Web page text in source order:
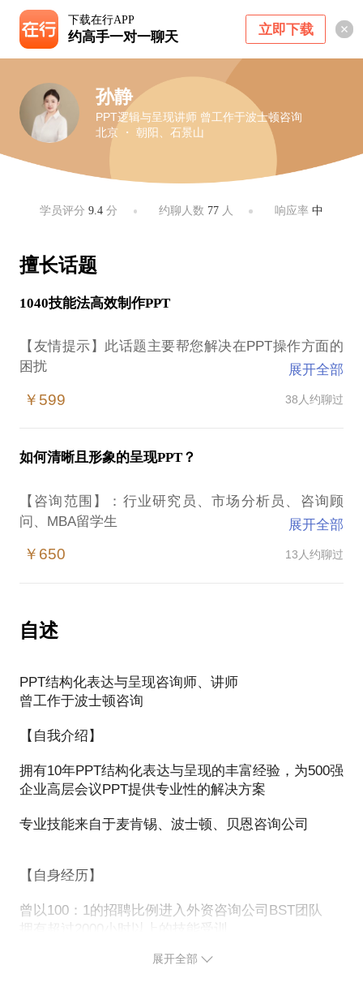
下载在行APP
约高手一对一聊天 立即下载
孙静
PPT逻辑与呈现讲师 曾工作于波士顿咨询
北京 ・ 朝阳、石景山
学员评分9.4 分 约聊人数 77人 响应率 中
擅长话题
1040技能法高效制作PPT
【友情提示】此话题主要帮您解决在PPT操作方面的
困扰
繁的加班修改
作为从业10年的PPT咨询师，凭借常在一线为500强高
层制作汇报PPT的经验，独创出了一套高效制作PPT
的工具
的工具
具体来说，就是10个工具+40个快捷键，就可以解决
工作型PPT的所有制作需求
这套工具的独特地方在于可以帮助您：
展开全部
￥599 38人约聊过
如何清晰且形象的呈现PPT？
【咨询范围】：行业研究员、市场分析员、咨询顾
问、MBA留学生
生搬硬套PPT图表
PPT呈现不形象
如何解决？
具体来说，我会结合以下3点，和您聊一聊：
评估思考维度是否清晰有效
深挖观点表达是否突出重点
展开全部
￥650 13人约聊过
自述
PPT结构化表达与呈现咨询师、讲师
曾工作于波士顿咨询
【自我介绍】
拥有10年PPT结构化表达与呈现的丰富经验，为500强
企业高层会议PPT提供专业性的解决方案
专业技能来自于麦肯锡、波士顿、贝恩咨询公司
【自身经历】
曾以100：1的招聘比例进入外资咨询公司BST团队
拥有超过2000小时以上的技能受训
展开全部